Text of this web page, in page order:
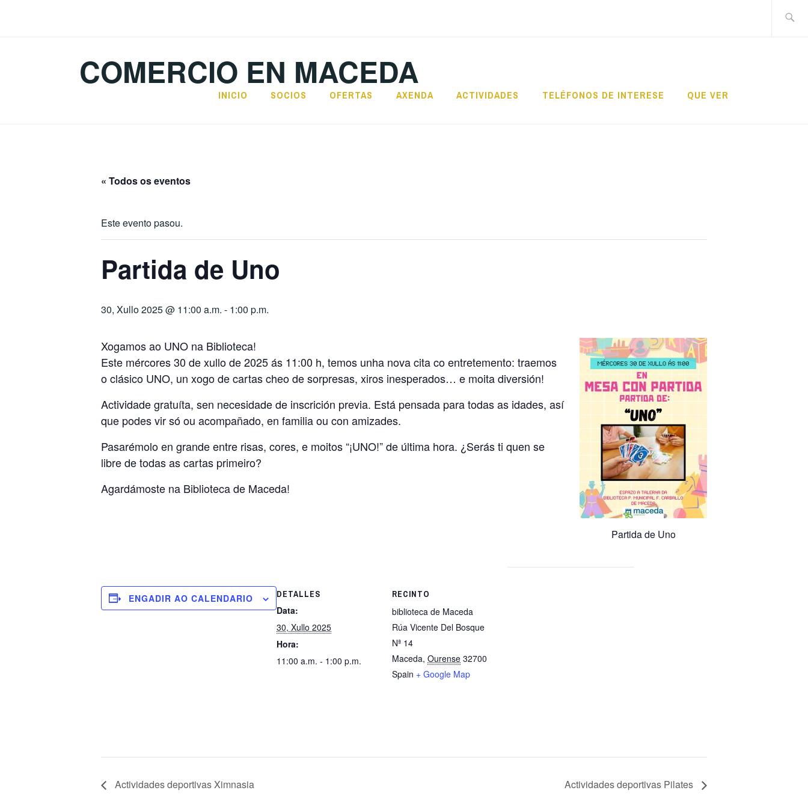
COMERCIO EN MACEDA
INICIO SOCIOS OFERTAS AXENDA ACTIVIDADES TELÉFONOS DE INTERESE QUE VER
« Todos os eventos
Este evento pasou.
Partida de Uno
30, Xullo 2025 @ 11:00 a.m. - 1:00 p.m.
Partida de Uno
Xogamos ao UNO na Biblioteca!
Este mércores 30 de xullo de 2025 ás 11:00 h, temos unha nova cita co entretemento: traemos
o clásico UNO, un xogo de cartas cheo de sorpresas, xiros inesperados… e moita diversión!
Actividade gratuíta, sen necesidade de inscrición previa. Está pensada para todas as idades, así
que podes vir só ou acompañado, en familia ou con amizades.
Pasarémolo en grande entre risas, cores, e moitos “¡UNO!” de última hora. ¿Serás ti quen se
libre de todas as cartas primeiro?
Agardámoste na Biblioteca de Maceda!
ENGADIR AO CALENDARIO DETALLES
Data:
30, Xullo 2025
Hora:
11:00 a.m. - 1:00 p.m.
RECINTO
biblioteca de Maceda
Rúa Vicente Del Bosque
Nª 14
Maceda, Ourense 32700
Spain + Google Map
Actividades deportivas Ximnasia Actividades deportivas Pilates